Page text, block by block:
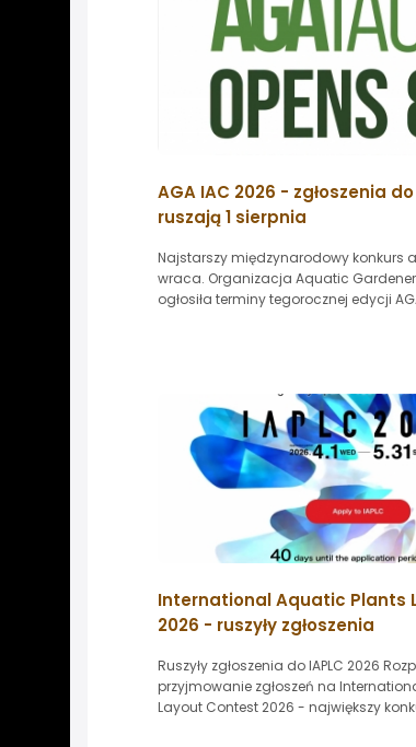
AGA IAC 2026 - zgłoszenia
ruszają 1 sierpnia
Najstarszy międzynarodowy konkurs
wraca. Organizacja Aquatic
ogłosiła terminy tegorocznej edycji
International Aquatic Plants
2026 - ruszyły zgłoszenia
Ruszyły zgłoszenia do IAPLC 2026
przyjmowanie zgłoszeń na
Layout Contest 2026 - największy